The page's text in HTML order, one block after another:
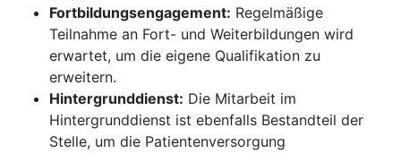
Fortbildungsengagement: Regelmäßige
Teilnahme an Fort- und Weiterbildungen wird
erwartet, um die eigene Qualifikation zu
erweitern.
Hintergrunddienst: Die Mitarbeit im
Hintergrunddienst ist ebenfalls Bestandteil der
Stelle, um die Patientenversorgung